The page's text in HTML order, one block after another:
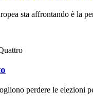
sta affrontando è la
perdere le elezioni